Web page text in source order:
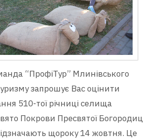
“ПрофіТур” Млинівського
запрошує Вас оцінити
510-тої річниці селища
Покрови Пресвятої
щороку 14 жовтня. Це